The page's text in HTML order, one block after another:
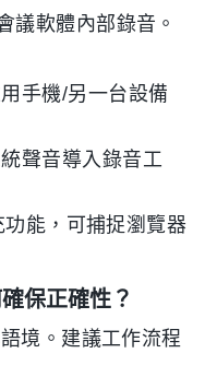
議軟體內部錄音。
手機/另一台設備
聲音導入錄音工
能，可捕捉瀏覽器
保正確性？
境。建議工作流程